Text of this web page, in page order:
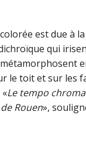
est due à
qui
le toit et sur les
Le tempo
Rouen»,